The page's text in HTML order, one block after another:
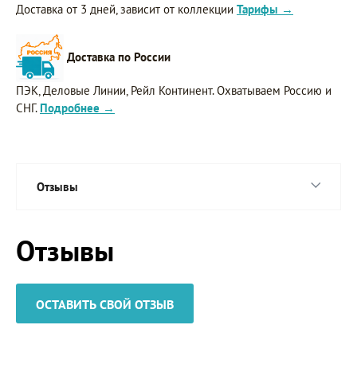
Доставка от 3 дней, зависит от коллекции Тарифы →
Доставка по России
ПЭК, Деловые Линии, Рейл Континент. Охватываем Россию и
СНГ. Подробнее →
Отзывы
Отзывы
ОСТАВИТЬ СВОЙ ОТЗЫВ